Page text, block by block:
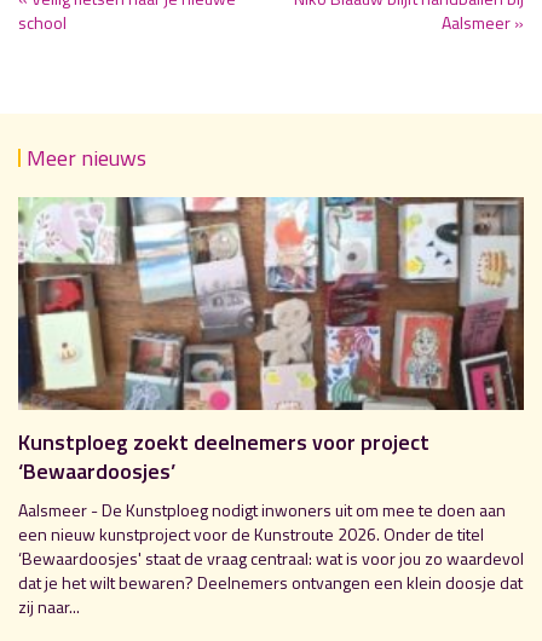
school
Aalsmeer »
Meer nieuws
Kunstploeg zoekt deelnemers voor project
‘Bewaardoosjes’
Aalsmeer - De Kunstploeg nodigt inwoners uit om mee te doen aan
een nieuw kunstproject voor de Kunstroute 2026. Onder de titel
‘Bewaardoosjes' staat de vraag centraal: wat is voor jou zo waardevol
dat je het wilt bewaren? Deelnemers ontvangen een klein doosje dat
zij naar...